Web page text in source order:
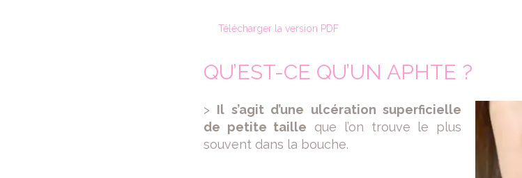
Télécharger la version PDF
QU’EST-CE QU’UN APHTE ?
> Il s’agit d’une ulcération superficielle
de petite taille que l’on trouve le plus
souvent dans la bouche.